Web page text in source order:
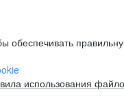
использования